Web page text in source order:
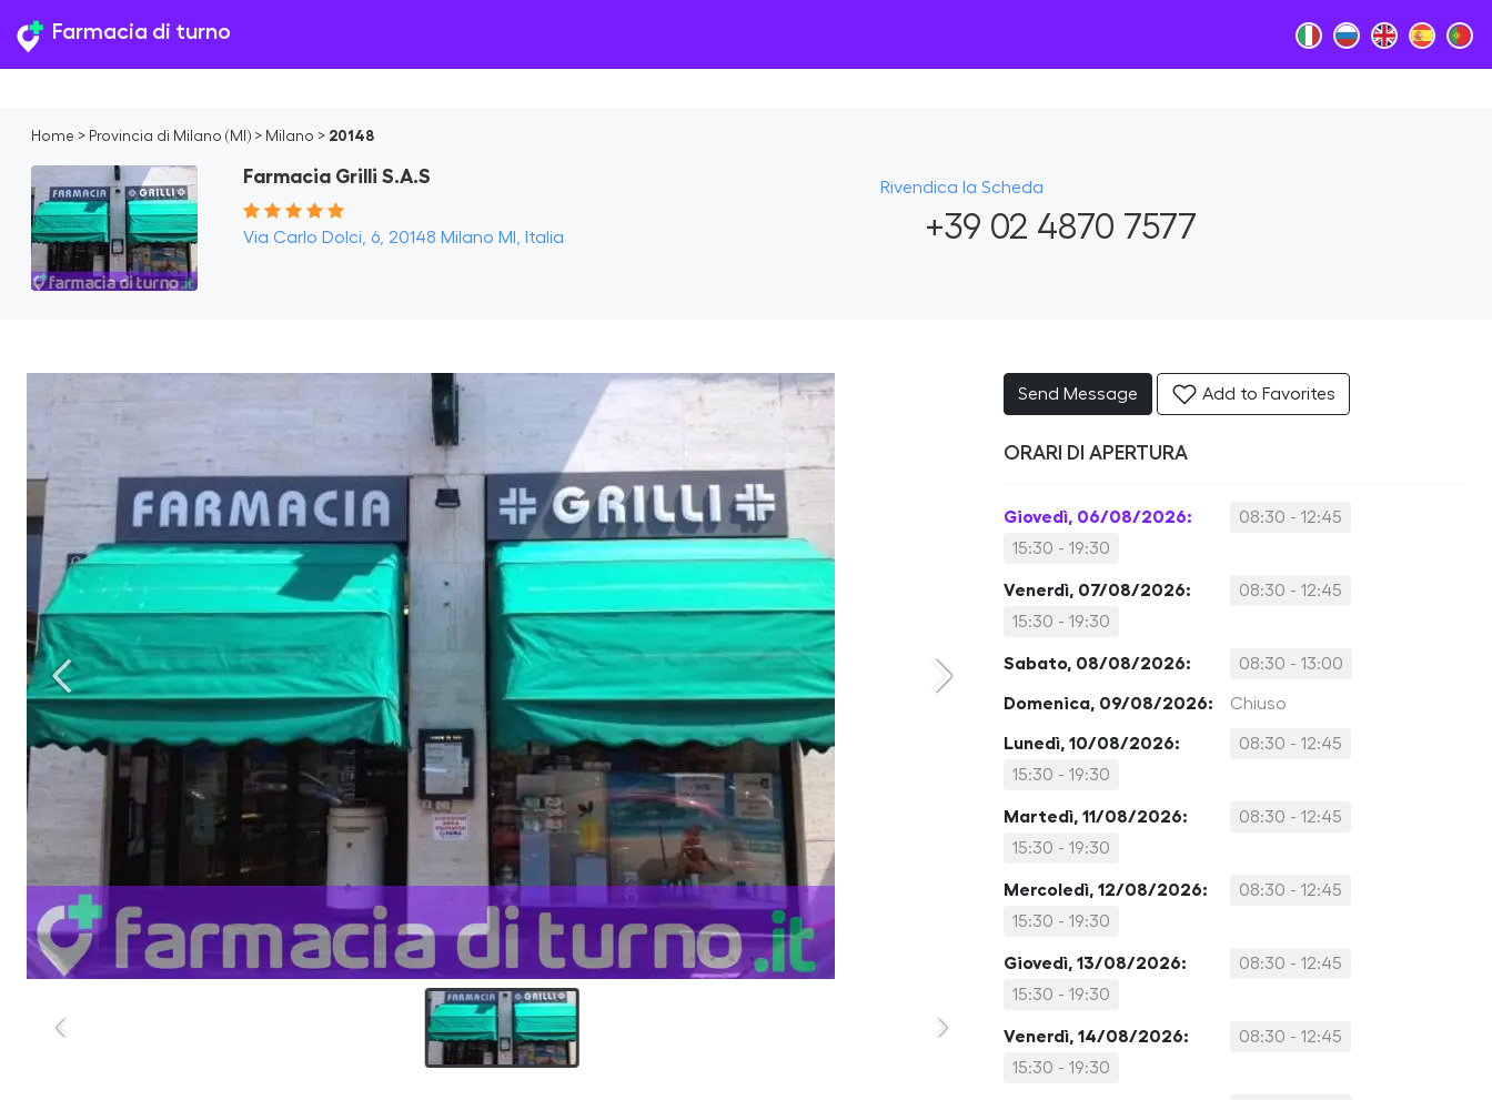
Farmacia di turno
Home > Provincia di Milano (MI) > Milano > 20148
Farmacia Grilli S.A.S
Via Carlo Dolci, 6, 20148 Milano MI, Italia
Rivendica la Scheda
+39 02 4870 7577
Send Message Add to Favorites
ORARI DI APERTURA
Giovedì, 06/08/2026:
08:30 - 12:45
15:30 - 19:30
Venerdì, 07/08/2026:
08:30 - 12:45
15:30 - 19:30
Sabato, 08/08/2026: 08:30 - 13:00
Domenica, 09/08/2026: Chiuso
Lunedì, 10/08/2026:
08:30 - 12:45
15:30 - 19:30
Martedì, 11/08/2026:
08:30 - 12:45
15:30 - 19:30
Mercoledì, 12/08/2026:
08:30 - 12:45
15:30 - 19:30
Giovedì, 13/08/2026:
08:30 - 12:45
15:30 - 19:30
Venerdì, 14/08/2026:
08:30 - 12:45
15:30 - 19:30